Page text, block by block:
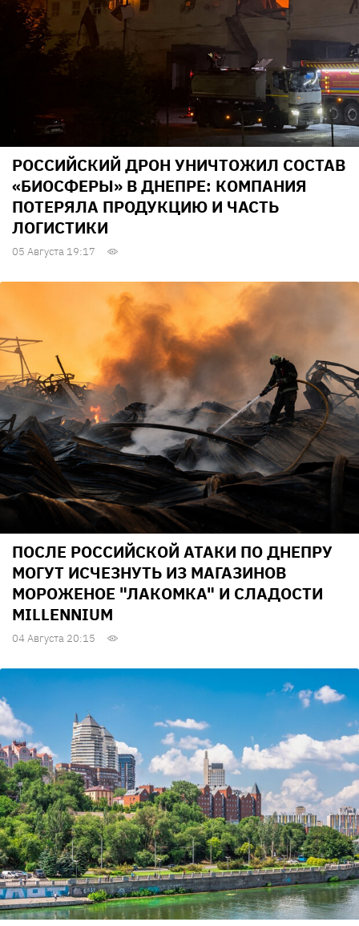
РОССИЙСКИЙ ДРОН УНИЧТОЖИЛ СОСТАВ
«БИОСФЕРЫ» В ДНЕПРЕ: КОМПАНИЯ
ПОТЕРЯЛА ПРОДУКЦИЮ И ЧАСТЬ
ЛОГИСТИКИ
05 Августа 19:17
ПОСЛЕ РОССИЙСКОЙ АТАКИ ПО ДНЕПРУ
МОГУТ ИСЧЕЗНУТЬ ИЗ МАГАЗИНОВ
МОРОЖЕНОЕ "ЛАКОМКА" И СЛАДОСТИ
MILLENNIUM
04 Августа 20:15